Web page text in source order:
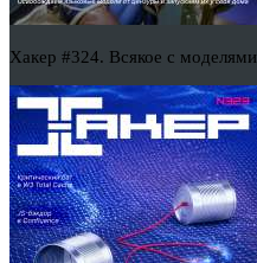
Хакер #324. Всякое с моделями